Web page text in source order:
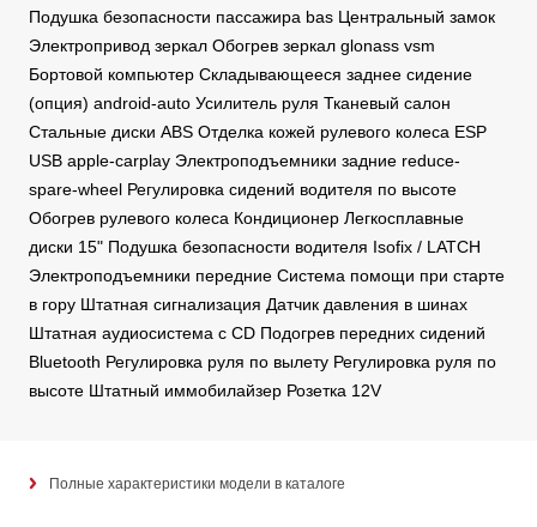
Подушка безопасности пассажира bas Центральный замок
Электропривод зеркал Обогрев зеркал glonass vsm
Бортовой компьютер Складывающееся заднее сидение
(опция) android-auto Усилитель руля Тканевый салон
Стальные диски ABS Отделка кожей рулевого колеса ESP
USB apple-carplay Электроподъемники задние reduce-
spare-wheel Регулировка сидений водителя по высоте
Обогрев рулевого колеса Кондиционер Легкосплавные
диски 15" Подушка безопасности водителя Isofix / LATCH
Электроподъемники передние Система помощи при старте
в гору Штатная сигнализация Датчик давления в шинах
Штатная аудиосистема с CD Подогрев передних сидений
Bluetooth Регулировка руля по вылету Регулировка руля по
высоте Штатный иммобилайзер Розетка 12V
Полные характеристики модели в каталоге